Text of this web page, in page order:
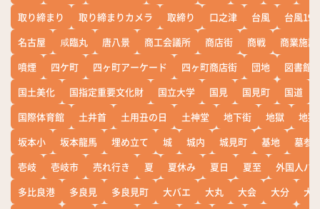
取り締まり
取り締まりカメラ 取締り 口之津 台風
台風19
名古屋
咸臨丸 唐八景 商工会議所 商店街 商戦
商業施設
噴煙
四ケ町 四ヶ町アーケード 四ヶ町商店街 団地
図書館
国土美化
国指定重要文化財 国立大学 国見 国見町 国道
国際体育館
土井首 土用丑の日 土神堂 地下街 地獄
地獄
坂本小
坂本龍馬 埋め立て 城 城内 城見町 基地
墓参
壱岐
壱岐市 売れ行き 夏 夏休み 夏日 夏至
外国人バ
多比良港
多良見 多良見町 大バエ 大丸 大会 大分
大